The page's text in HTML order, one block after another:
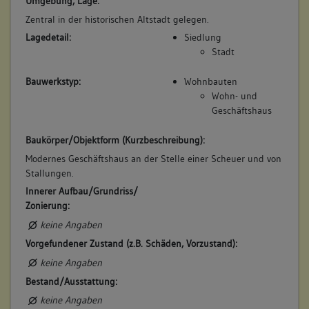
übernimmt 1/2 Mutter
Beschreibung:
Beruf / Amt / Titel:
6. Besitzer:in:
(1723 - 1727)
Rohrbacher, Johann Friedrich
Bemerkung Familie:
Bemerkung Besitz:
kauft von Joseph Veigel
Beschreibung:
Beruf / Amt / Titel:
Kaufmann
Zentral in der historischen Altstadt gelegen.
Lagedetail:
Siedlung
Stadt
Bauwerkstyp:
Wohnbauten
Wohn- und
Geschäftshaus
Baukörper/Objektform (Kurzbeschreibung):
Modernes Geschäftshaus an der Stelle einer Scheuer und von
Stallungen.
Innerer Aufbau/Grundriss/
Zonierung:
keine Angaben
Vorgefundener Zustand (z.B. Schäden, Vorzustand):
keine Angaben
Bestand/Ausstattung:
keine Angaben